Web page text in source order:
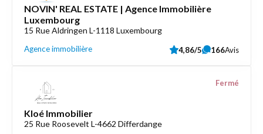
NOVIN' REAL ESTATE | Agence Immobilière
Luxembourg
15 Rue Aldringen L-1118 Luxembourg
Agence immobilière 4,86/5 166Avis
Kloé Immobilier
25 Rue Roosevelt L-4662 Differdange
Fermé